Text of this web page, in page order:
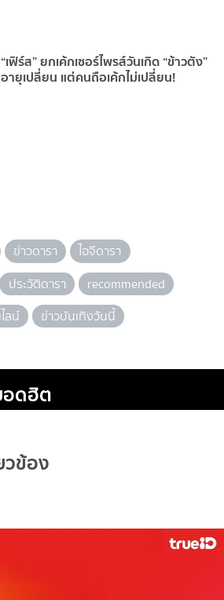
“เฟิร์ส” ยกเค้กเซอร์ไพรส์วันเกิด “ข้าวตัง”
อายุเปลี่ยน แต่คนถือเค้กไม่เปลี่ยน!
ข่าวดารา
ไอจีดารา
ประวัติดารา
recommended
ลน์ ข่าวบันเทิงวันนี้
อดฮิต
วข้อง